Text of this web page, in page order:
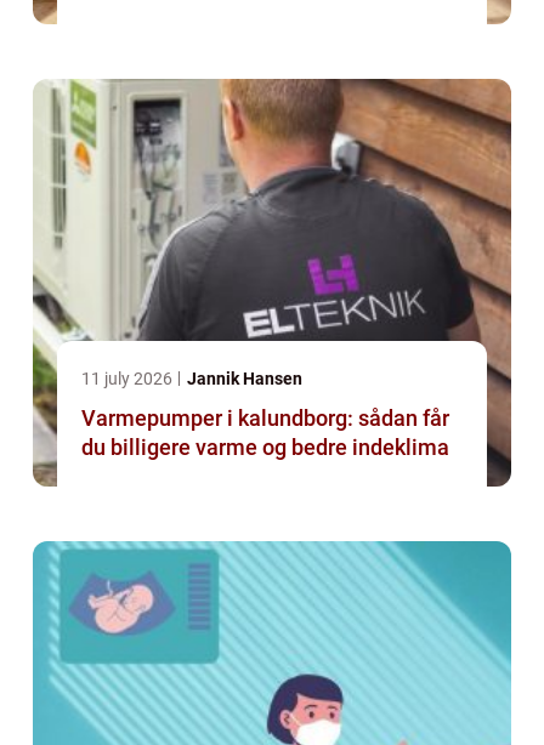
11 july 2026 Jannik Hansen
Varmepumper i kalundborg: sådan får
du billigere varme og bedre indeklima